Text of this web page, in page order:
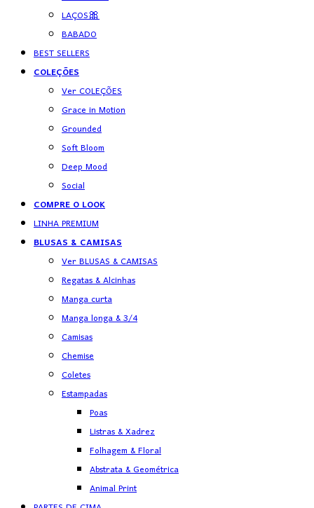
LAÇOS🎀
BABADO
BEST SELLERS
COLEÇÕES
Ver COLEÇÕES
Grace in Motion
Grounded
Soft Bloom
Deep Mood
Social
COMPRE O LOOK
LINHA PREMIUM
BLUSAS & CAMISAS
Ver BLUSAS & CAMISAS
Regatas & Alcinhas
Manga curta
Manga longa & 3/4
Camisas
Chemise
Coletes
Estampadas
Poas
Listras & Xadrez
Folhagem & Floral
Abstrata & Geométrica
Animal Print